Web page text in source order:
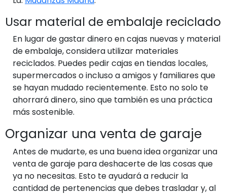
Usar material de embalaje reciclado
En lugar de gastar dinero en cajas nuevas y material
de embalaje, considera utilizar materiales
reciclados. Puedes pedir cajas en tiendas locales,
supermercados o incluso a amigos y familiares que
se hayan mudado recientemente. Esto no solo te
ahorrará dinero, sino que también es una práctica
más sostenible.
Organizar una venta de garaje
Antes de mudarte, es una buena idea organizar una
venta de garaje para deshacerte de las cosas que
ya no necesitas. Esto te ayudará a reducir la
cantidad de pertenencias que debes trasladar y, al